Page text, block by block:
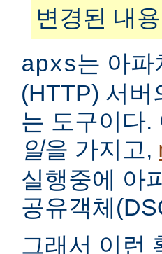
변경된 내
apxs는 아
(HTTP) 서버
는 도구이다.
일을 가지고,
실행중에 아
공유객체
그래서 이런